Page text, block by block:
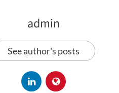
admin
See author's posts